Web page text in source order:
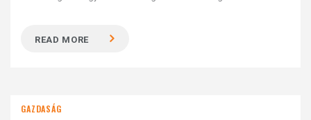
READ MORE
GAZDASÁG